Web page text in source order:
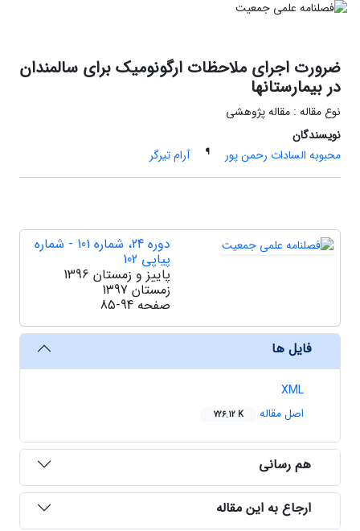
ضرورت اجرای ملاحظات ارگونومیک برای سالمندان
در بیمارستانها
نوع مقاله : مقاله پژوهشی
نویسندگان
محبوبه السادات رحمن پور
¶ آرام تیرگر
دوره 24، شماره 101 - شماره
پیاپی 102
پاییز و زمستان 1396
زمستان 1397
صفحه 85-94
فایل ها
XML
اصل مقاله
726.12 K
هم رسانی
ارجاع به این مقاله